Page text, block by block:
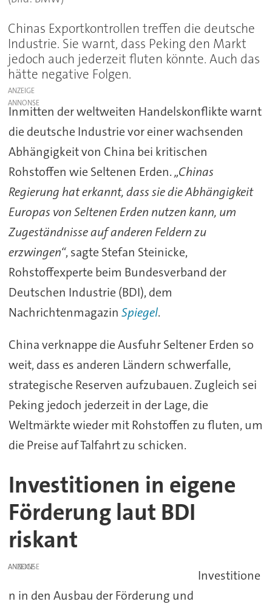
Chinas Exportkontrollen treffen die deutsche
Industrie. Sie warnt, dass Peking den Markt
jedoch auch jederzeit fluten könnte. Auch das
hätte negative Folgen.
ANZEIGE
Inmitten der weltweiten Handelskonflikte warnt
die deutsche Industrie vor einer wachsenden
Abhängigkeit von China bei kritischen
Rohstoffen wie Seltenen Erden.„Chinas
Regierung hat erkannt, dass sie die Abhängigkeit
Europas von Seltenen Erden nutzen kann, um
Zugeständnisse auf anderen Feldern zu
erzwingen“, sagte Stefan Steinicke,
Rohstoffexperte beim Bundesverband der
Deutschen Industrie (BDI), dem
Nachrichtenmagazin Spiegel.
China verknappe die Ausfuhr Seltener Erden so
weit, dass es anderen Ländern schwerfalle,
strategische Reserven aufzubauen. Zugleich sei
Peking jedoch jederzeit in der Lage, die
Weltmärkte wieder mit Rohstoffen zu fluten, um
die Preise auf Talfahrt zu schicken.
Investitionen in eigene
Förderung laut BDI
riskant
ANZEIGE
Investitione
n in den Ausbau der Förderung und